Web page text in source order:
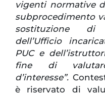
vigenti normative
subprocedimento
sostituzione di
dell’Ufficio
PUC e
fine di
d’interesse”.
è riservato di